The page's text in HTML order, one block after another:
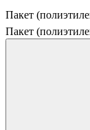
Пакет
Пакет